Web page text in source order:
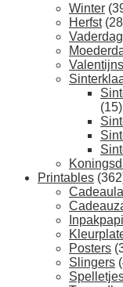
Winter
Herfst
(15)
Printables
Posters
Slingers